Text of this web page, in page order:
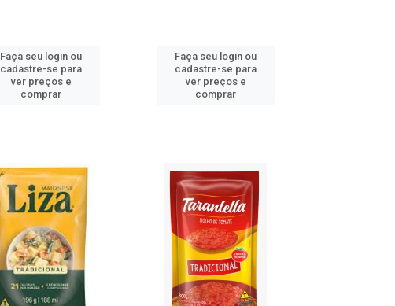
Faça seu login ou
cadastre-se para
ver preços e
comprar
Faça seu login ou
cadastre-se para
ver preços e
comprar